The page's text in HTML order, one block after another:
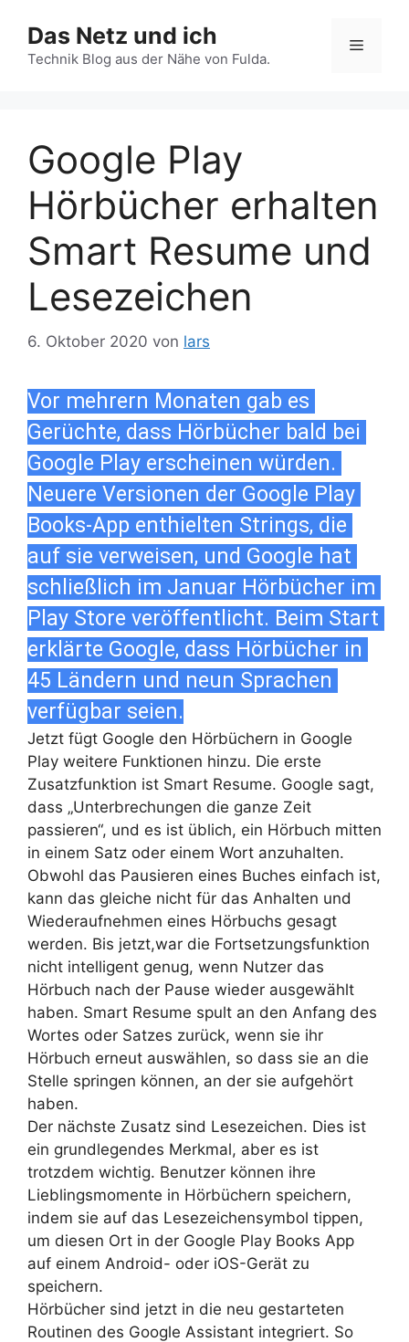
Inhalt
springen
Das Netz und ich
Technik Blog aus der Nähe von Fulda.
Menü
Google Play
Hörbücher erhalten
Smart Resume und
Lesezeichen
6. Oktober 2020 von lars
Vor mehrern Monaten gab es
Gerüchte, dass Hörbücher bald bei
Google Play erscheinen würden.
Neuere Versionen der Google Play
Books-App enthielten Strings, die
auf sie verweisen, und Google hat
schließlich im Januar Hörbücher im
Play Store veröffentlicht. Beim Start
erklärte Google, dass Hörbücher in
45 Ländern und neun Sprachen
verfügbar seien.
Jetzt fügt Google den Hörbüchern in Google
Play weitere Funktionen hinzu. Die erste
Zusatzfunktion ist Smart Resume. Google sagt,
dass „Unterbrechungen die ganze Zeit
passieren“, und es ist üblich, ein Hörbuch mitten
in einem Satz oder einem Wort anzuhalten.
Obwohl das Pausieren eines Buches einfach ist,
kann das gleiche nicht für das Anhalten und
Wiederaufnehmen eines Hörbuchs gesagt
werden. Bis jetzt,war die Fortsetzungsfunktion
nicht intelligent genug, wenn Nutzer das
Hörbuch nach der Pause wieder ausgewählt
haben. Smart Resume spult an den Anfang des
Wortes oder Satzes zurück, wenn sie ihr
Hörbuch erneut auswählen, so dass sie an die
Stelle springen können, an der sie aufgehört
haben.
Der nächste Zusatz sind Lesezeichen. Dies ist
ein grundlegendes Merkmal, aber es ist
trotzdem wichtig. Benutzer können ihre
Lieblingsmomente in Hörbüchern speichern,
indem sie auf das Lesezeichensymbol tippen,
um diesen Ort in der Google Play Books App
auf einem Android- oder iOS-Gerät zu
speichern.
Hörbücher sind jetzt in die neu gestarteten
Routinen des Google Assistant integriert. So